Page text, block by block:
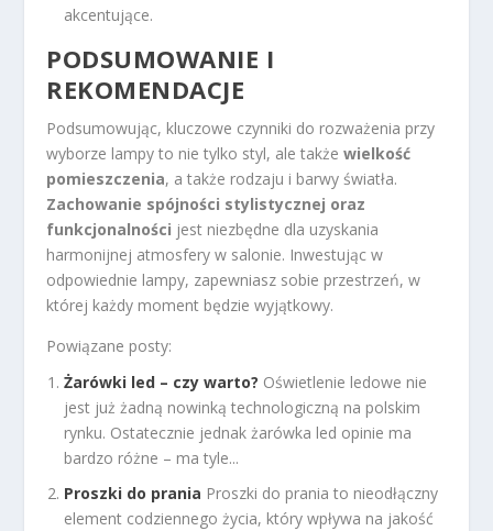
akcentujące.
PODSUMOWANIE I
REKOMENDACJE
Podsumowując, kluczowe czynniki do rozważenia przy
wyborze lampy to nie tylko styl, ale takżewielkość
pomieszczenia, a także rodzaju i barwy światła.
Zachowanie spójności stylistycznej oraz
funkcjonalności jest niezbędne dla uzyskania
harmonijnej atmosfery w salonie. Inwestując w
odpowiednie lampy, zapewniasz sobie przestrzeń, w
której każdy moment będzie wyjątkowy.
Powiązane posty:
Żarówki led – czy warto? Oświetlenie ledowe nie
jest już żadną nowinką technologiczną na polskim
rynku. Ostatecznie jednak żarówka led opinie ma
bardzo różne – ma tyle...
Proszki do prania Proszki do prania to nieodłączny
element codziennego życia, który wpływa na jakość